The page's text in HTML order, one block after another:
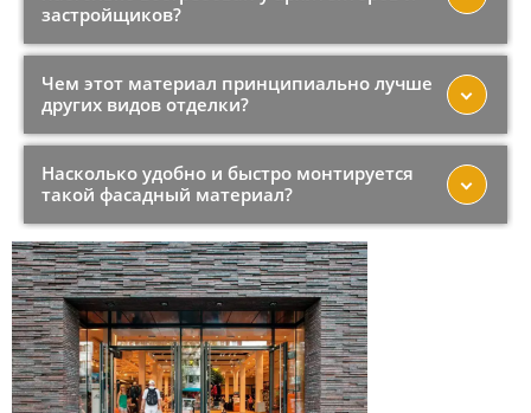
застройщиков?
Чем этот материал принципиально лучше
других видов отделки?
Насколько удобно и быстро монтируется
такой фасадный материал?